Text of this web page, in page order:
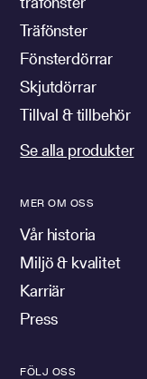
Träfönster
Fönsterdörrar
Skjutdörrar
Tillval & tillbehör
Se alla produkter
MER OM OSS
Vår historia
Miljö & kvalitet
Karriär
Press
FÖLJ OSS